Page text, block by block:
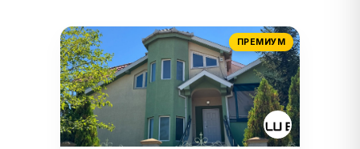
ПРЕМИУМ